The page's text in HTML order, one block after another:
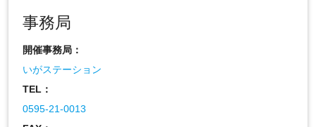
事務局
開催事務局：
いがステーション
TEL：
0595-21-0013